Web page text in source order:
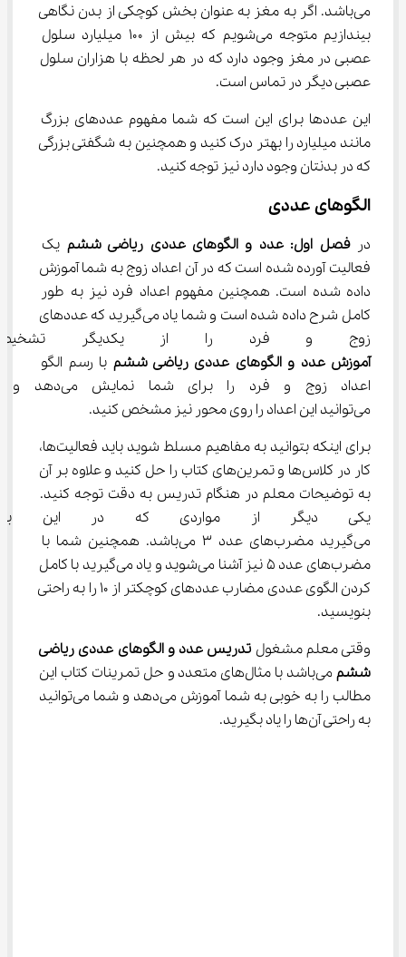
می‌باشد. اگر به مغز به عنوان بخش کوچکی از بدن نگاهی
بیندازیم متوجه می‌شویم که بیش از ۱۰۰ میلیارد سلول
عصبی در مغز وجود دارد که در هر لحظه با هزاران سلول
عصبی دیگر در تماس است.
این عددها برای این است که شما مفهوم عددهای بزرگ
مانند میلیارد را بهتر درک کنید و همچنین به شگفتی بزرگی
که در بدنتان وجود دارد نیز توجه کنید.
الگوهای عددی
در فصل اول: عدد و الگوهای عددی ریاضی ششم یک
فعالیت آورده شده است که در آن اعداد زوج به شما آموزش
داده شده است. همچنین مفهوم اعداد فرد نیز به طور
کامل شرح داده شده است و شما یاد می‌گیرید که عددهای
زوج و فرد را از یکدیگر
آموزش عدد و الگوهای عددی ریاضی ششم با رسم الگو
اعداد زوج و فرد را برای شما
می‌توانید این اعداد را روی محور نیز مشخص کنید.
برای اینکه بتوانید به مفاهیم مسلط شوید باید فعالیت‌ها،
کار در کلاس‌ها و تمرین‌های کتاب را حل کنید و علاوه بر آن
به توضیحات معلم در هنگام تدریس به دقت توجه کنید.
یکی دیگر از مواردی که در
می‌گیرید مضرب‌های عدد ۳ می‌باشد. همچنین شما با
مضرب‌های عدد ۵ نیز آشنا می‌شوید و یاد می‌گیرید با کامل
کردن الگوی عددی مضارب عددهای کوچکتر از ۱۰ را به راحتی
بنویسید.
وقتی معلم مشغول تدریس عدد و الگوهای عددی ریاضی
ششم
می‌باشد با مثال‌های متعدد و حل تمرینات کتاب این
مطالب را به خوبی به شما آموزش می‌دهد و شما می‌توانید
به راحتی آن‌ها را یاد بگیرید.